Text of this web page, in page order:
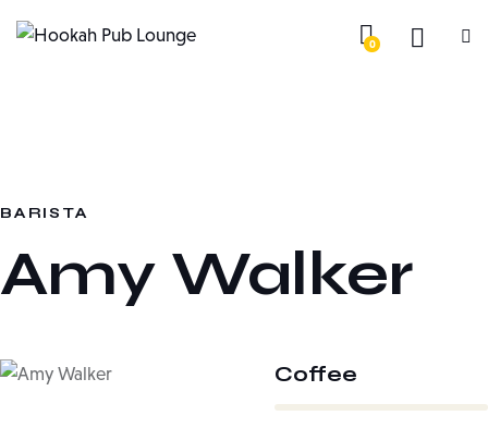
0
BARISTA
Amy Walker
Coffee